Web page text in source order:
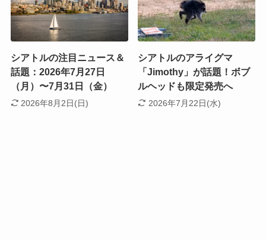
シアトルの注目ニュース＆
話題：2026年7月27日
（月）〜7月31日（金）
2026年8月2日(日)
シアトルのアライグマ
「Jimothy」が話題！ボブ
ルヘッドも限定発売へ
2026年7月22日(水)